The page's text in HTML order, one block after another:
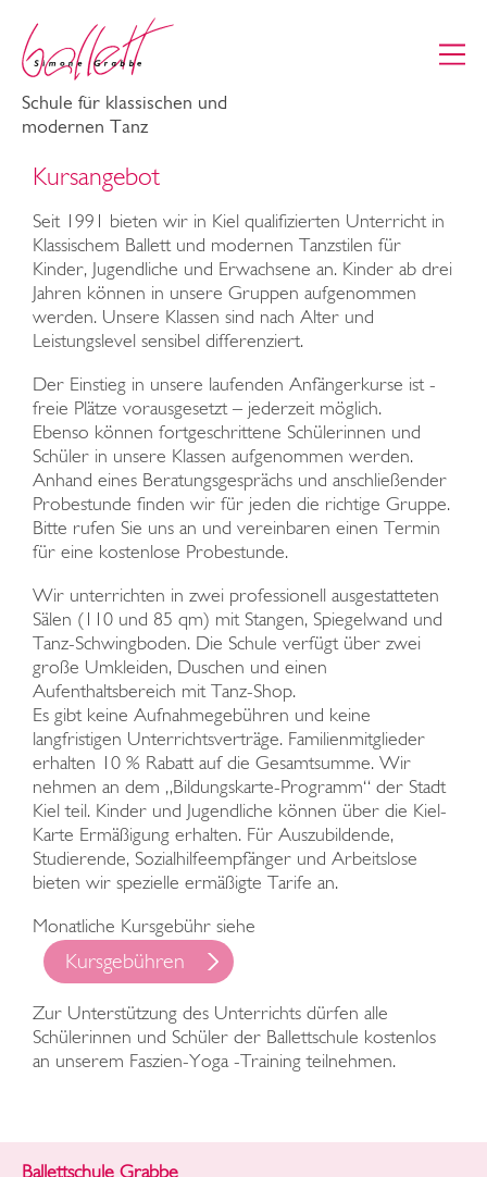
Schule für klassischen und
modernen Tanz
Kursangebot
Seit 1991 bieten wir in Kiel qualifizierten Unterricht in
Klassischem Ballett und modernen Tanzstilen für
Kinder, Jugendliche und Erwachsene an. Kinder ab drei
Jahren können in unsere Gruppen aufgenommen
werden. Unsere Klassen sind nach Alter und
Leistungslevel sensibel differenziert.
Der Einstieg in unsere laufenden Anfängerkurse ist -
freie Plätze vorausgesetzt – jederzeit möglich.
Ebenso können fortgeschrittene Schülerinnen und
Schüler in unsere Klassen aufgenommen werden.
Anhand eines Beratungsgesprächs und anschließender
Probestunde finden wir für jeden die richtige Gruppe.
Bitte rufen Sie uns an und vereinbaren einen Termin
für eine kostenlose Probestunde.
Wir unterrichten in zwei professionell ausgestatteten
Sälen (110 und 85 qm) mit Stangen, Spiegelwand und
Tanz-Schwingboden. Die Schule verfügt über zwei
große Umkleiden, Duschen und einen
Aufenthaltsbereich mit Tanz-Shop.
Es gibt keine Aufnahmegebühren und keine
langfristigen Unterrichtsverträge. Familienmitglieder
erhalten 10 % Rabatt auf die Gesamtsumme. Wir
nehmen an dem „Bildungskarte-Programm“ der Stadt
Kiel teil. Kinder und Jugendliche können über die Kiel-
Karte Ermäßigung erhalten. Für Auszubildende,
Studierende, Sozialhilfeempfänger und Arbeitslose
bieten wir spezielle ermäßigte Tarife an.
Monatliche Kursgebühr siehe
Kursgebühren
Zur Unterstützung des Unterrichts dürfen alle
Schülerinnen und Schüler der Ballettschule kostenlos
an unserem Faszien-Yoga -Training teilnehmen.